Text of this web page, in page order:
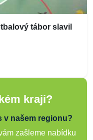
tábor slavil
kraji?
v našem regionu?
zašleme nabídku